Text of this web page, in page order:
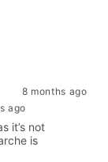
8 months ago
ago
it’s not
is